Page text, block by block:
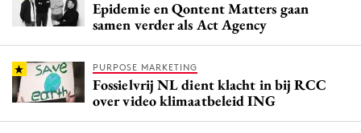
Epidemie en Qontent Matters gaan
samen verder als Act Agency
PURPOSE MARKETING
Fossielvrij NL dient klacht in bij RCC
over video klimaatbeleid ING